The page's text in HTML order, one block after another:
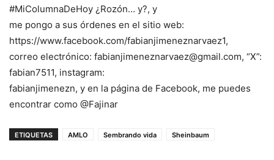
#MiColumnaDeHoy ¿Rozón… y?, y
me pongo a sus órdenes en el sitio web:
https://www.facebook.com/fabianjimeneznarvaez1,
correo electrónico: fabianjimeneznarvaez@gmail.com, “X”:
fabian7511, instagram:
fabianjimenezn, y en la página de Facebook, me puedes
encontrar como @Fajinar
ETIQUETAS AMLO Sembrando vida Sheinbaum